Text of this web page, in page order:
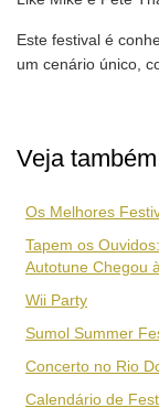
Este festival é
um cenário único,
Veja
Os Melhores
Tapem os
Autotune Chegou
Wii Party
Sumol Summer
Concerto no Rio
Calendário de